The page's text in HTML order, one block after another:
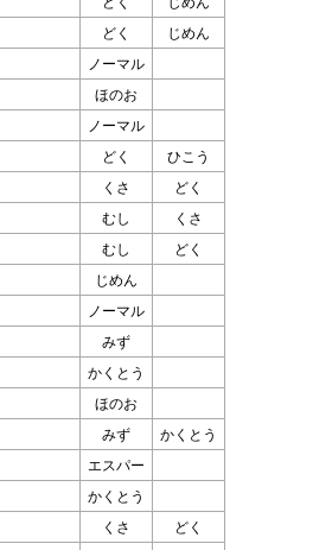
どく じめん
どく じめん
ノーマル
ほのお
ノーマル
どく ひこう
くさ どく
むし くさ
むし どく
じめん
ノーマル
みず
かくとう
ほのお
みず かくとう
エスパー
かくとう
くさ どく